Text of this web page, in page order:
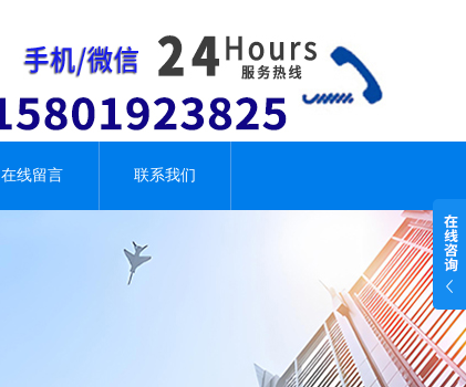
在线留言 联系我们